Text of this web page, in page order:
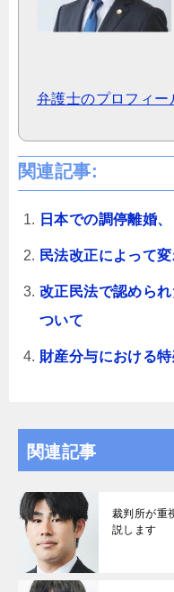
弁護士のプロフィー
関連記事:
日本での調停離婚
民法改正によって
改正民法で認めら
ついて
財産分与における
関連記事
裁判所が重
説します